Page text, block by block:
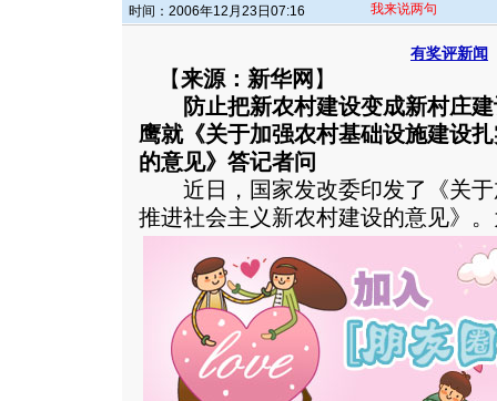
时间：2006年12月23日07:16 我来说两句
有奖评新闻
【来源：新华网 】
防止把新农村建设变成新村庄
鹰就《关于加强农村基础设施建设
的意见》答记者问
近日，国家发改委印发了《关于
推进社会主义新农村建设的意见》。